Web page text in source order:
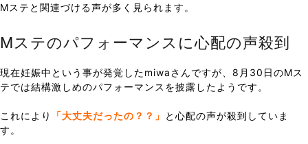
Mステと関連づける声が多く見られます。
Mステのパフォーマンスに心配の声殺到
現在妊娠中という事が発覚したmiwaさんですが、8月30日のMス
テでは結構激しめのパフォーマンスを披露したようです。
これにより 「大丈夫だったの？？」 と心配の声が殺到していま
す。